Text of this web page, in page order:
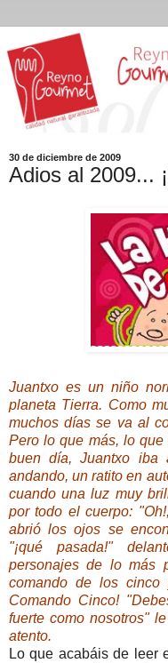
30 de diciembre de 2009
Adios al 2009...
Juantxo es un niño
planeta Tierra. Como
muchos días se va al
Pero lo que más, lo
buen día, Juantxo iba
andando, un ratito en
cuando una luz muy
por todo el cuerpo:
abrió los ojos se
"¡qué pasada!"
personajes de lo más
comando de los cinco
Comando Cinco!
fuerte como nosotros"
atento.
Lo que acabáis de leer